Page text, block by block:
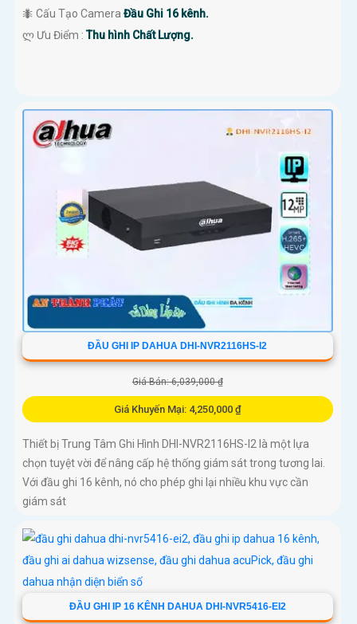
🐜 Cấu Tạo Camera Đầu Ghi 16 kênh.
️ლ Ưu Điểm :Thu hình Chất Lượng.
ĐẦU GHI IP DAHUA DHI-NVR2116HS-I2
Giá Bán: 6,039,000 ₫
Giá Khuyến Mại: 4,250,000 ₫
Thiết bị Trung Tâm Ghi Hình DHI-NVR2116HS-I2 là một lựa
chọn tuyệt vời để nâng cấp hệ thống giám sát trong tương lai.
Với đầu ghi 16 kênh, nó cho phép ghi lại nhiều khu vực cần
giám sát
ĐẦU GHI IP 16 KÊNH DAHUA DHI-NVR5416-EI2